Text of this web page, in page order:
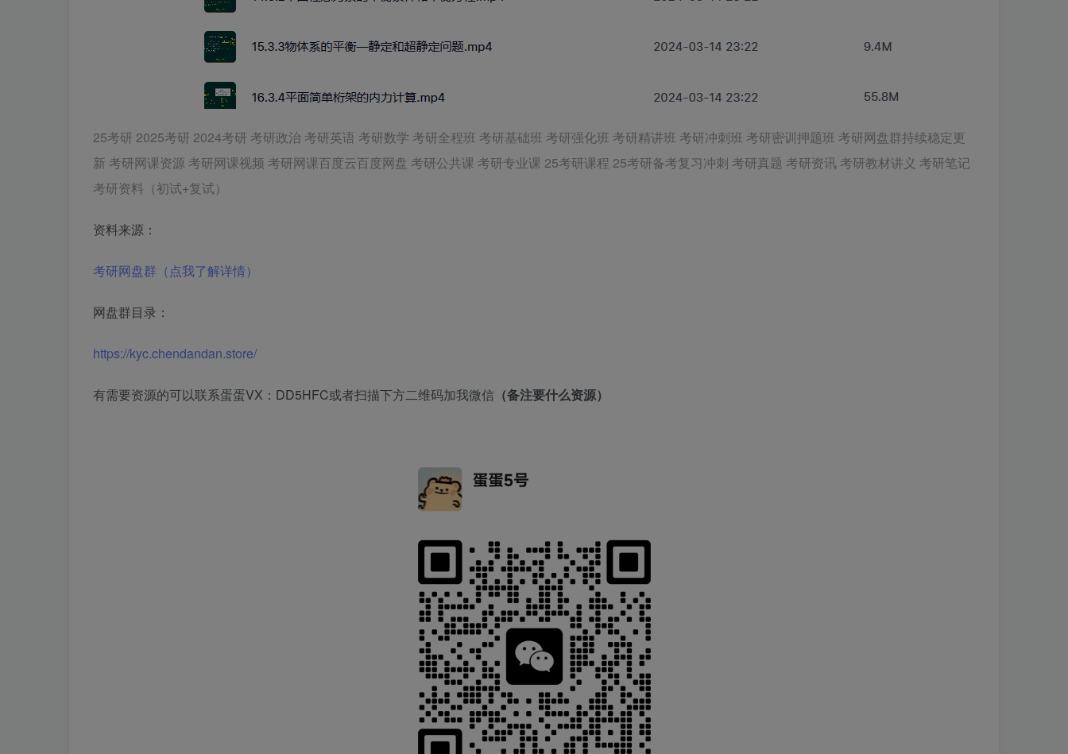
25考研 2025考研 2024考研 考研政治 考研英语 考研数学 考研全程班 考研基础班 考研强化班 考研精讲班 考研冲刺班 考研密训押题班 考研网盘群持续稳定更
新 考研网课资源 考研网课视频 考研网课百度云百度网盘 考研公共课 考研专业课 25考研课程 25考研备考复习冲刺 考研真题 考研资讯 考研教材讲义 考研笔记
考研资料（初试+复试）
资料来源：
考研网盘群（点我了解详情）
网盘群目录：
https://kyc.chendandan.store/
有需要资源的可以联系蛋蛋VX：DD5HFC或者扫描下方二维码加我微信 （备注要什么资源）